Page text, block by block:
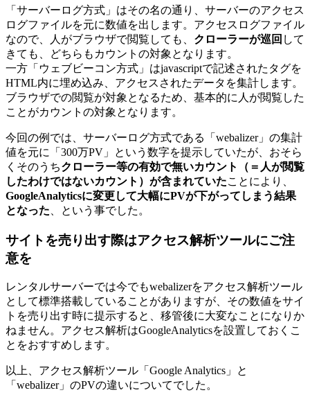
「サーバーログ方式」はその名の通り、サーバーのアクセス
ログファイルを元に数値を出します。アクセスログファイル
なので、人がブラウザで閲覧しても、 クローラーが巡回 して
きても、どちらもカウントの対象となります。
一方「ウェブビーコン方式」はjavascriptで記述されたタグを
HTML内に埋め込み、アクセスされたデータを集計します。
ブラウザでの閲覧が対象となるため、基本的に人が閲覧した
ことがカウントの対象となります。
今回の例では、サーバーログ方式である「webalizer」の集計
値を元に「300万PV」という数字を提示していたが、おそら
くそのうちクローラー等の有効で無いカウント（＝人が閲覧
したわけではないカウント）が含まれていたことにより、
GoogleAnalyticsに変更して大幅にPVが下がってしまう結果
となった 、という事でした。
サイトを売り出す際はアクセス解析ツールにご注
意を
レンタルサーバーでは今でもwebalizerをアクセス解析ツール
として標準搭載していることがありますが、その数値をサイ
トを売り出す時に提示すると、移管後に大変なことになりか
ねません。アクセス解析はGoogleAnalyticsを設置しておくこ
とをおすすめします。
以上、アクセス解析ツール「Google Analytics」と
「webalizer」のPVの違いについてでした。